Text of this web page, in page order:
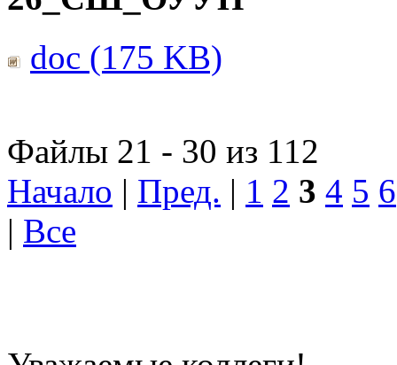
doc (175 KB)
Файлы 21 - 30 из 112
Начало | Пред. | 1 2 3 4 5 6
| Все